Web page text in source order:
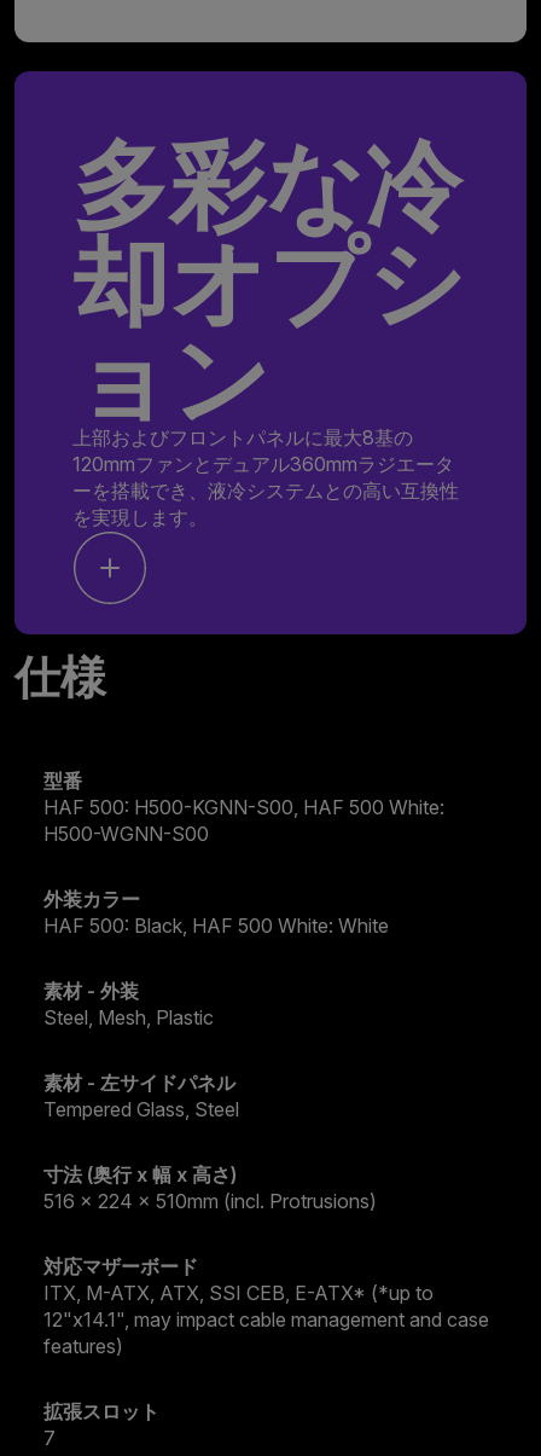
多彩な冷
却オプシ
ョン
上部およびフロントパネルに最大8基の
120mmファンとデュアル360mmラジエータ
ーを搭載でき、液冷システムとの高い互換性
を実現します。
仕様
型番
HAF 500: H500-KGNN-S00, HAF 500 White:
H500-WGNN-S00
外装カラー
HAF 500: Black, HAF 500 White: White
素材 - 外装
Steel, Mesh, Plastic
素材 - 左サイドパネル
Tempered Glass, Steel
寸法 (奥行 x 幅 x 高さ)
516 x 224 x 510mm (incl. Protrusions)
対応マザーボード
ITX, M-ATX, ATX, SSI CEB, E-ATX* (*up to
12"x14.1", may impact cable management and case
features)
拡張スロット
7